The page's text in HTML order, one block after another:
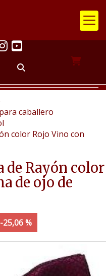
caballero
color Rojo Vino con
de Rayón color
de ojo de
-25,06 %